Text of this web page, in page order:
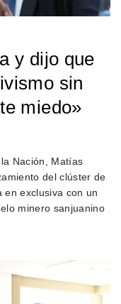
y dijo que
sin
miedo»
Nación, Matías
del clúster de
exclusiva con un
minero sanjuanino